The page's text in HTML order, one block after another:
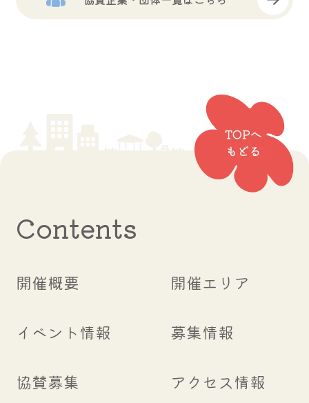
Contents
開催概要 開催エリア
イベント情報 募集情報
協賛募集 アクセス情報